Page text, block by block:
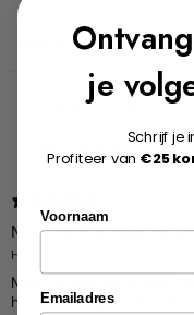
Reviews 32
Mooie grote
Harm
Mooie grote hapjespan.
het een beetje volhoudt
Ontvang
je
Schrijf je
Profiteer van €25
Voornaam
Emailadres